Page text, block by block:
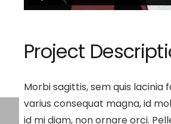
Project
Morbi sagittis, sem quis lacinia
varius consequat magna, id
id mi diam, non ornare orci.